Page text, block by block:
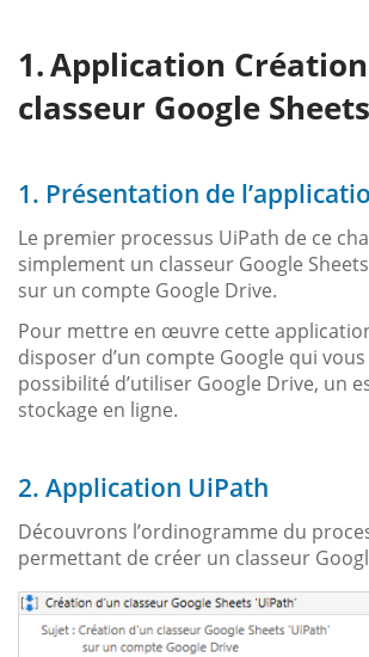
Application Création
classeur Google Sheets
1. Présentation de
Le premier processus UiPath de ce
simplement un classeur Google
sur un compte Google Drive.
Pour mettre en œuvre cette
disposer d’un compte Google qui
possibilité d’utiliser Google Drive, un
stockage en ligne.
2. Application UiPath
Découvrons l’ordinogramme du
permettant de créer un classeur